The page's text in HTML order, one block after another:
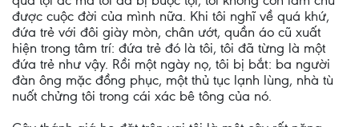
được cuộc đời của mình nữa. Khi tôi nghĩ về quá khứ,
đứa trẻ với đôi giày mòn, chân ướt, quần áo cũ xuất
hiện trong tâm trí: đứa trẻ đó là tôi, tôi đã từng là một
đứa trẻ như vậy. Rồi một ngày nọ, tôi bị bắt: ba người
đàn ông mặc đồng phục, một thủ tục lạnh lùng, nhà tù
nuốt chửng tôi trong cái xác bê tông của nó.